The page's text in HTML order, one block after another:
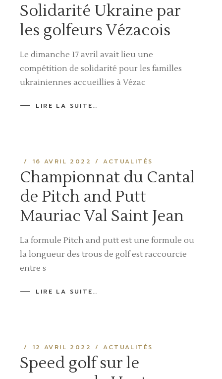
Solidarité Ukraine par
les golfeurs Vézacois
Le dimanche 17 avril avait lieu une
compétition de solidarité pour les familles
ukrainiennes accueillies à Vézac
LIRE LA SUITE…
16 AVRIL 2022 ACTUALITÉS
Championnat du Cantal
de Pitch and Putt
Mauriac Val Saint Jean
La formule Pitch and putt est une formule ou
la longueur des trous de golf est raccourcie
entre s
LIRE LA SUITE…
12 AVRIL 2022 ACTUALITÉS
Speed golf sur le